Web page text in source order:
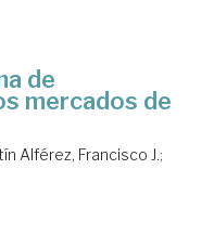
de
mercados de
Alférez, Francisco J.;